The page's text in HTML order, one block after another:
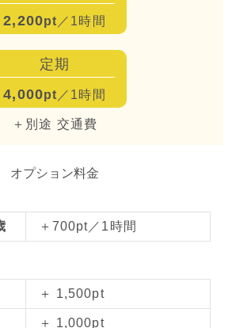
2,200pt ／1時間
定期
4,000pt ／1時間
＋別途 交通費
オプション料金
＋700pt／1時間
＋ 1,500pt
＋ 1,000pt